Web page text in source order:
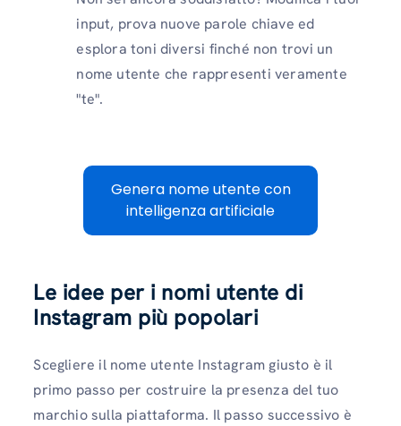
input, prova nuove parole chiave ed
esplora toni diversi finché non trovi un
nome utente che rappresenti veramente
"te".
Genera nome utente con
intelligenza artificiale
Le idee per i nomi utente di
Instagram più popolari
Scegliere il nome utente Instagram giusto è il
primo passo per costruire la presenza del tuo
marchio sulla piattaforma. Il passo successivo è